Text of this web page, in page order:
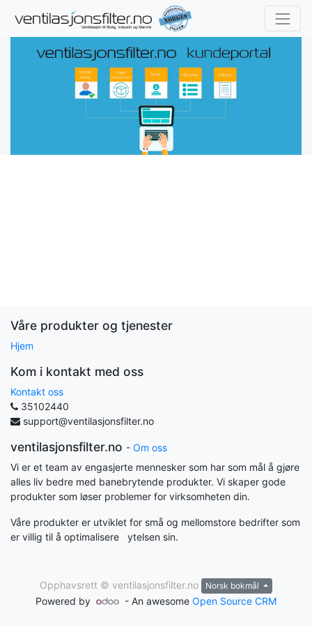
Våre produkter og tjenester
Hjem
Kom i kontakt med oss
Kontakt oss
35102440
support@ventilasjonsfilter.no
ventilasjonsfilter.no - Om oss
Vi er et team av engasjerte mennesker som har som mål å gjøre
alles liv bedre med banebrytende produkter. Vi skaper gode
produkter som løser problemer for virksomheten din.
Våre produkter er utviklet for små og mellomstore bedrifter som
er villig til å optimalisere ytelsen sin.
Opphavsrett © ventilasjonsfilter.no Norsk bokmål
Powered by - An awesome Open Source CRM